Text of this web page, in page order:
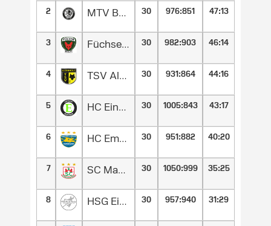
2 MTV Braunschweig 30 976:851 47:13
3 Füchse Berlin Reinickendorf II 30 982:903 46:14
4 TSV Altenholz 30 931:864 44:16
5 HC Eintracht Hildesheim 30 1005:843 43:17
6 HC Empor Rostock 30 951:882 40:20
7 SC Magdeburg II 30 1050:999 35:25
8 HSG Eider Harde 30 957:940 31:29